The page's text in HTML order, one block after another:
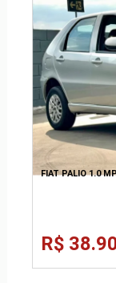
FIAT PALIO 1.0
R$